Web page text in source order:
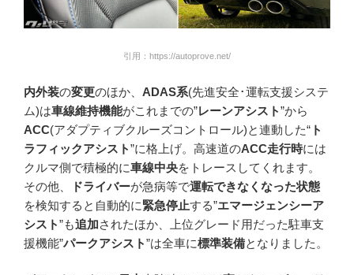
引用：https://autoprove.net/
内外装の変更のほか、 ADAS系(先進安全･運転支援システ
ム)は車線維持機能がこれまでの”レーンアシスト”から
ACC(アダプティブクルーズコントロール)と連動した“ ト
ラフィックアシスト”に格上げ。高速道のACC走行時には
クルマ側で積極的に車線中央をトレースしてくれます。
その他、
ドライバーが急病等で運転できなくなった状態
を検知すると自動的に緊急停止する”エマージェンシーア
シスト”も追加されたほか、上位グレード用だった駐車支
援機能”パークアシスト”は全車に標準装備となりました。